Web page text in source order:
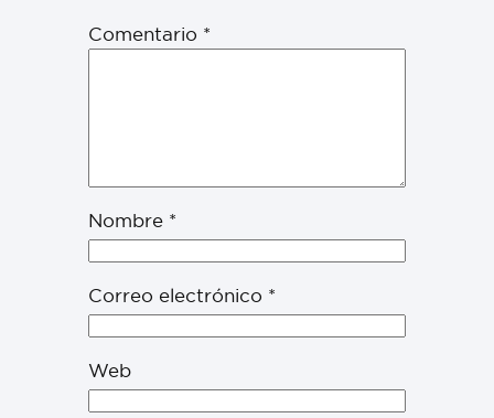
Comentario *
Nombre *
Correo electrónico *
Web